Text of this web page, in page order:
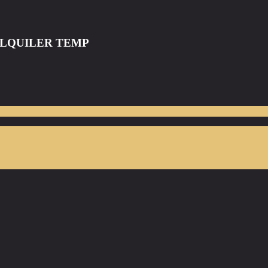
TEMP